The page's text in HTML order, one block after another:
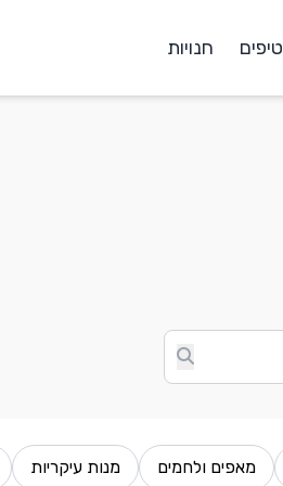
טיפים חנויות
מאפים ולחמים מנות עיקריות